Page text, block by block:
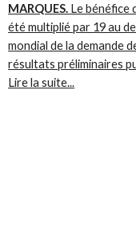
MARQUES. Le bénéfice
été multiplié par 19 au
mondial de la demande
résultats préliminaires
Lire la suite...